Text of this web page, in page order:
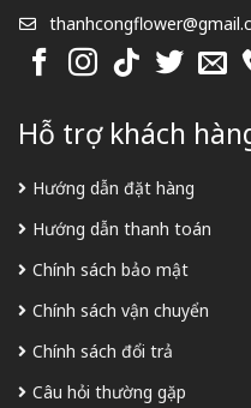
Hỗ trợ khách
Hướng dẫn đặt hàng
Hướng dẫn thanh toán
Chính sách bảo mật
Chính sách vận chuyển
Chính sách đổi trả
Câu hỏi thường gặp